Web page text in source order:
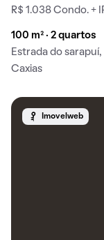
R$ 1.038 Condo. +
100 m² · 2 quartos
Estrada do
Caxias
Imovelweb